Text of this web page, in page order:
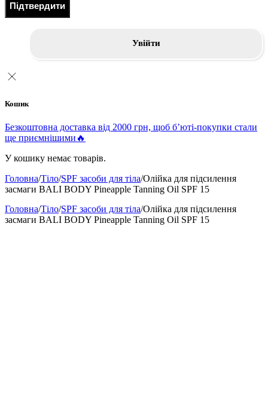
Підтвердити
Увійти
Кошик
Безкоштовна доставка від 2000 грн, щоб б’юті-покупки стали
ще приємнішими🔥
У кошику немає товарів.
Головна/Тіло/SPF засоби для тіла/Олійка для підсилення
засмаги BALI BODY Pineapple Tanning Oil SPF 15
Головна/Тіло/SPF засоби для тіла/Олійка для підсилення
засмаги BALI BODY Pineapple Tanning Oil SPF 15